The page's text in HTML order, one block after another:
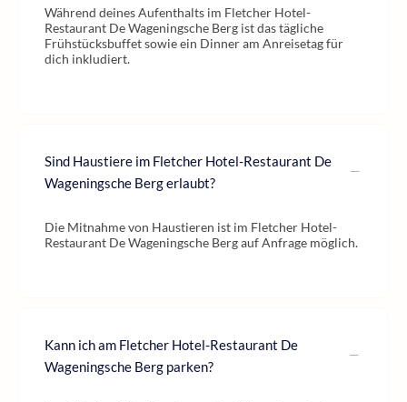
Während deines Aufenthalts im Fletcher Hotel-
Restaurant De Wageningsche Berg ist das tägliche
Frühstücksbuffet sowie ein Dinner am Anreisetag für
dich inkludiert.
Sind Haustiere im Fletcher Hotel-Restaurant De
Wageningsche Berg erlaubt?
Die Mitnahme von Haustieren ist im Fletcher Hotel-
Restaurant De Wageningsche Berg auf Anfrage möglich.
Kann ich am Fletcher Hotel-Restaurant De
Wageningsche Berg parken?